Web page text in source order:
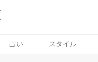
占い スタイル